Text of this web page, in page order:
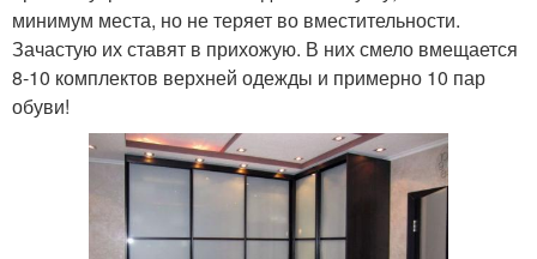
минимум места, но не теряет во вместительности.
Зачастую их ставят в прихожую. В них смело вмещается
8-10 комплектов верхней одежды и примерно 10 пар
обуви!